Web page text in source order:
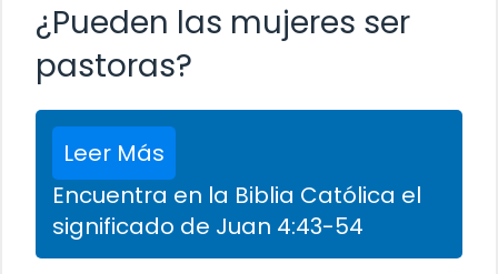
¿Pueden las mujeres ser
pastoras?
Leer Más
Encuentra en la Biblia Católica el
significado de Juan 4:43-54